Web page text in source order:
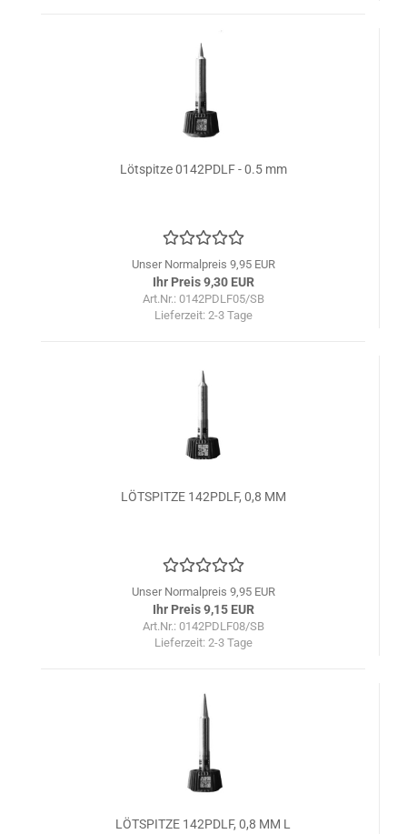
Lötspitze 0142PDLF - 0.5 mm
Unser Normalpreis 9,95 EUR
Ihr Preis 9,30 EUR
Art.Nr.: 0142PDLF05/SB
Lieferzeit: 2-3 Tage
LÖTSPITZE 142PDLF, 0,8 MM
Unser Normalpreis 9,95 EUR
Ihr Preis 9,15 EUR
Art.Nr.: 0142PDLF08/SB
Lieferzeit: 2-3 Tage
LÖTSPITZE 142PDLF, 0,8 MM L